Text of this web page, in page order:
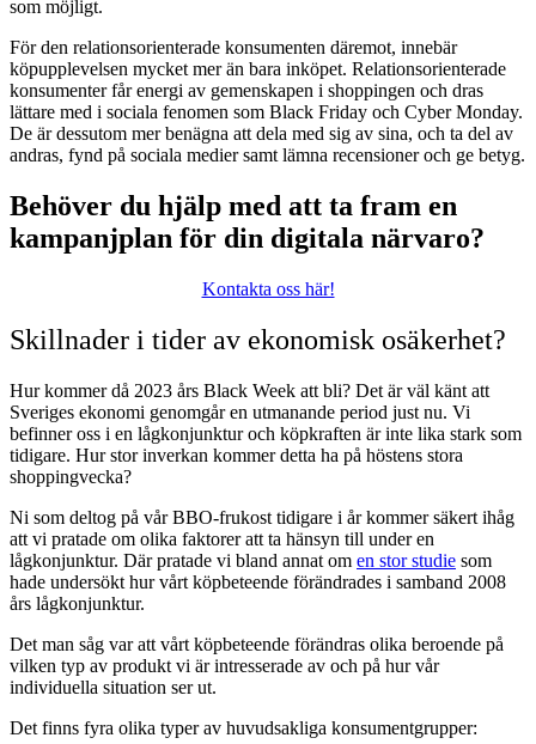
som möjligt.
För den relationsorienterade konsumenten däremot, innebär
köpupplevelsen mycket mer än bara inköpet. Relationsorienterade
konsumenter får energi av gemenskapen i shoppingen och dras
lättare med i sociala fenomen som Black Friday och Cyber Monday.
De är dessutom mer benägna att dela med sig av sina, och ta del av
andras, fynd på sociala medier samt lämna recensioner och ge betyg.
Behöver du hjälp med att ta fram en
kampanjplan för din digitala närvaro?
Kontakta oss här!
Skillnader i tider av ekonomisk osäkerhet?
Hur kommer då 2023 års Black Week att bli? Det är väl känt att
Sveriges ekonomi genomgår en utmanande period just nu. Vi
befinner oss i en lågkonjunktur och köpkraften är inte lika stark som
tidigare. Hur stor inverkan kommer detta ha på höstens stora
shoppingvecka?
Ni som deltog på vår BBO-frukost tidigare i år kommer säkert ihåg
att vi pratade om olika faktorer att ta hänsyn till under en
lågkonjunktur. Där pratade vi bland annat om en stor studie som
hade undersökt hur vårt köpbeteende förändrades i samband 2008
års lågkonjunktur.
Det man såg var att vårt köpbeteende förändras olika beroende på
vilken typ av produkt vi är intresserade av och på hur vår
individuella situation ser ut.
Det finns fyra olika typer av huvudsakliga konsumentgrupper: